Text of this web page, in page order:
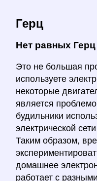
Герц
Нет равных Герц
Это не большая
используете
некоторые
является
будильники
электрической
Таким образом,
домашнее
работает с